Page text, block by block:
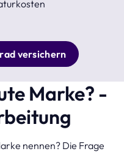
versichern
Marke? -
nennen? Die Frage